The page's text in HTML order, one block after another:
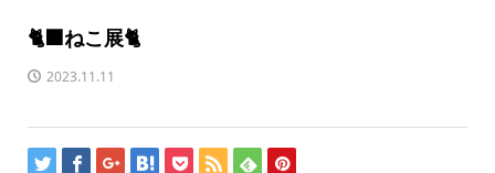
🐈‍⬛ねこ展🐈
2023.11.11